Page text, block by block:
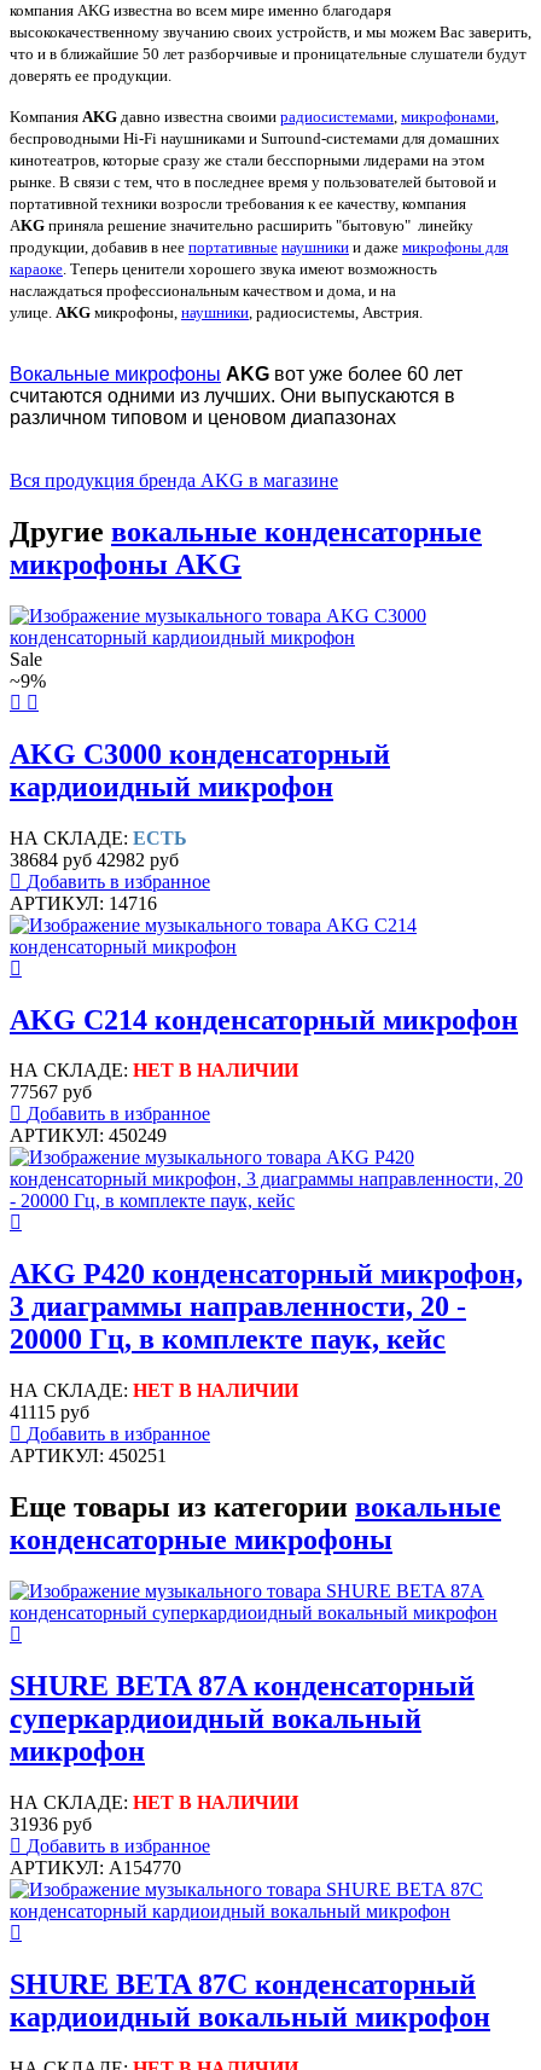
компания AKG известна во всем мире именно благодаря
высококачественному звучанию своих устройств, и мы можем Вас заверить,
что и в ближайшие 50 лет разборчивые и проницательные слушатели будут
доверять ее продукции.
Kомпания AKG давно известна своими радиосистемами, микрофонами,
беспроводными Hi-Fi наушниками и Surround-системами для домашних
кинотеатров, которые сразу же стали бесспорными лидерами на этом
рынке. В связи с тем, что в последнее время у пользователей бытовой и
портативной техники возросли требования к ее качеству, компания
AKG приняла решение значительно расширить "бытовую" линейку
продукции, добавив в нее портативные наушники и даже микрофоны для
караоке. Теперь ценители хорошего звука имеют возможность
наслаждаться профессиональным качеством и дома, и на
улице. AKG микрофоны, наушники, радиосистемы, Австрия.
Вокальные микрофоны AKG вот уже более 60 лет
считаются одними из лучших. Они выпускаются в
различном типовом и ценовом диапазонах
Вся продукция бренда AKG в магазине
Другие вокальные конденсаторные
микрофоны AKG
Sale
~9%
AKG C3000 конденсаторный
кардиоидный микрофон
НА СКЛАДЕ: ЕСТЬ
38684 руб 42982 руб
Добавить в избранное
АРТИКУЛ: 14716
AKG C214 конденсаторный микрофон
НА СКЛАДЕ: НЕТ В НАЛИЧИИ
77567 руб
Добавить в избранное
АРТИКУЛ: 450249
AKG P420 конденсаторный микрофон,
3 диаграммы направленности, 20 -
20000 Гц, в комплекте паук, кейс
НА СКЛАДЕ: НЕТ В НАЛИЧИИ
41115 руб
Добавить в избранное
АРТИКУЛ: 450251
Еще товары из категории вокальные
конденсаторные микрофоны
SHURE BETA 87A конденсаторный
суперкардиоидный вокальный
микрофон
НА СКЛАДЕ: НЕТ В НАЛИЧИИ
31936 руб
Добавить в избранное
АРТИКУЛ: A154770
SHURE BETA 87C конденсаторный
кардиоидный вокальный микрофон